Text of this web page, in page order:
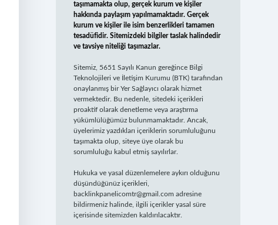
taşımamakta olup, gerçek kurum ve kişiler
hakkında paylaşım yapılmamaktadır. Gerçek
kurum ve kişiler ile isim benzerlikleri tamamen
tesadüfidir. Sitemizdeki bilgiler taslak halindedir
ve tavsiye niteliği taşımazlar.
Sitemiz, 5651 Sayılı Kanun gereğince Bilgi
Teknolojileri ve İletişim Kurumu (BTK) tarafından
onaylanmış bir Yer Sağlayıcı olarak hizmet
vermektedir. Bu nedenle, sitedeki içerikleri
proaktif olarak denetleme veya araştırma
yükümlülüğümüz bulunmamaktadır. Ancak,
üyelerimiz yazdıkları içeriklerin sorumluluğunu
taşımakta olup, siteye üye olarak bu
sorumluluğu kabul etmiş sayılırlar.
Hukuka ve yasal düzenlemelere aykırı olduğunu
düşündüğünüz içerikleri,
backlinkpanelicomtr@gmail.com adresine
bildirmeniz halinde, ilgili içerikler yasal süre
içerisinde sitemizden kaldırılacaktır.